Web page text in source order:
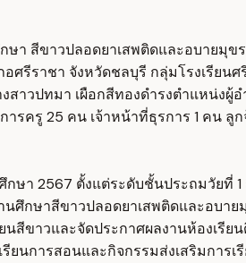
า สีขาวปลอดยาเสพติดและอบายมุ
ศรีราชา จังหวัดชลบุรี กลุ่มโรงเรีย
าวปทมา เผือกสีทองดำรงตำแหน่ง
ารครู 25 คน เจ้าหน้าที่ธุรการ 1 คน ลู
กษา 2567 ตั้งแต่ระดับชั้นประถมวัย
นศึกษาสีขาวปลอดยาเสพติดและอบ
สีขาวและจัดประกาศผลงานห้องเรี
นการสอนและกิจกรรมส่งเสริมการ